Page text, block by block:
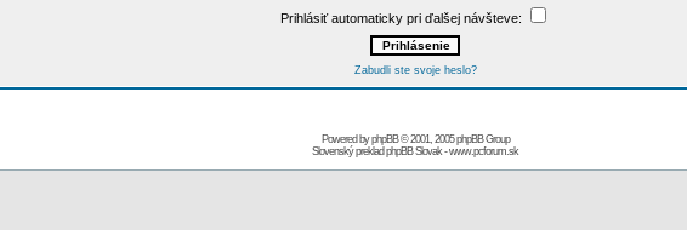
Prihlásiť automaticky pri ďalšej návšteve:
Zabudli ste svoje heslo?
Powered byphpBB© 2001, 2005 phpBB Group
Slovenský preklad phpBB Slovak-www.pcforum.sk